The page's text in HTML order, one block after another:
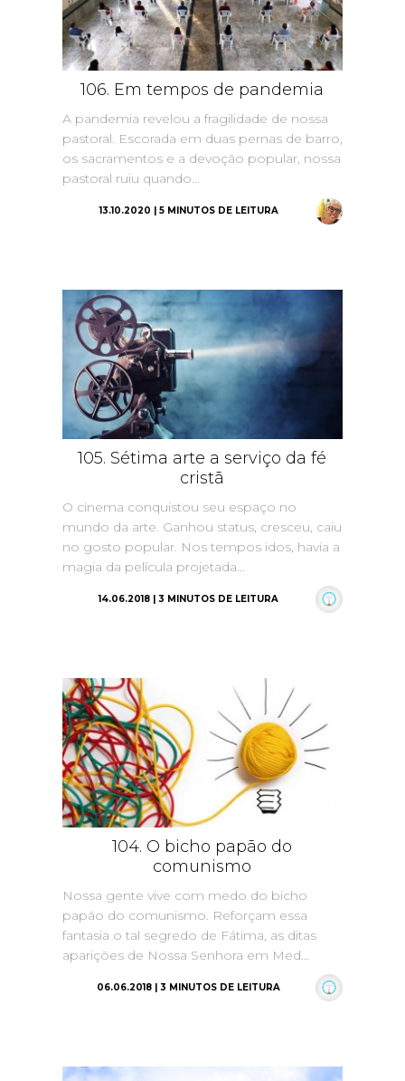
106. Em tempos de pandemia
A pandemia revelou a fragilidade de nossa
pastoral. Escorada em duas pernas de barro,
os sacramentos e a devoção popular, nossa
pastoral ruiu quando...
13.10.2020 | 5 MINUTOS DE LEITURA
105. Sétima arte a serviço da fé
cristã
O cinema conquistou seu espaço no
mundo da arte. Ganhou status, cresceu, caiu
no gosto popular. Nos tempos idos, havia a
magia da película projetada...
14.06.2018 | 3 MINUTOS DE LEITURA
104. O bicho papão do
comunismo
Nossa gente vive com medo do bicho
papão do comunismo. Reforçam essa
fantasia o tal segredo de Fátima, as ditas
aparições de Nossa Senhora em Med...
06.06.2018 | 3 MINUTOS DE LEITURA